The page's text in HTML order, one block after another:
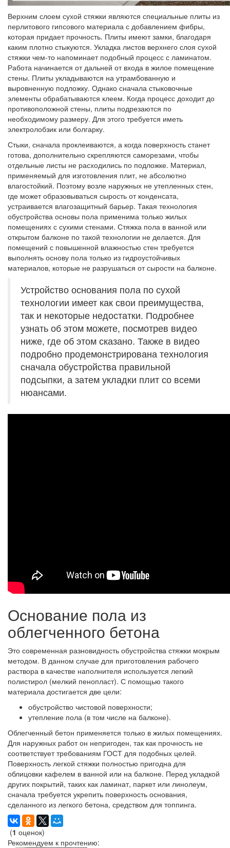
Верхним слоем сухой стяжки являются специальные плиты из
перлитового гипсового материала с добавлением фибры,
которая придает прочность. Плиты имеют замки, благодаря
каким плотно стыкуются. Укладка листов верхнего слоя сухой
стяжки чем-то напоминает подобный процесс с ламинатом.
Работа начинается от дальней от входа в жилое помещение
стены. Плиты укладываются на утрамбованную и
выровненную подложку. Однако сначала стыковочные
элементы обрабатываются клеем. Когда процесс доходит до
противоположной стены, плиты подрезаются по
необходимому размеру. Для этого требуется иметь
электролобзик или болгарку.
Стыки, сначала проклеиваются, а когда поверхность станет
готова, дополнительно скрепляются саморезами, чтобы
отдельные листы не расходились по подложке. Материал,
применяемый для изготовления плит, не абсолютно
влагостойкий. Поэтому возле наружных не утепленных стен,
где может образовываться сырость от конденсата,
устраивается влагозащитный барьер. Такая технология
обустройства основы пола применима только жилых
помещениях с сухими стенами. Стяжка пола в ванной или
открытом балконе по такой технологии не делается. Для
помещений с повышенной влажностью стен требуется
выполнять основу пола только из гидроустойчивых
материалов, которые не разрушаться от сырости на балконе.
Устройство основания пола по сухой
технологии имеет как свои преимущества,
так и некоторые недостатки. Подробнее
узнать об этом можете, посмотрев видео
ниже, где об этом сказано. Также в видео
подробно продемонстрирована технология
сначала обустройства правильной
подсыпки, а затем укладки плит со всеми
нюансами.
Основание пола из
облегченного бетона
Это современная разновидность обустройства стяжки мокрым
методом. В данном случае для приготовления рабочего
раствора в качестве наполнителя используется легкий
полистирол (мелкий пенопласт). С помощью такого
материала достигается две цели:
обустройство чистовой поверхности;
утепление пола (в том числе на балконе).
Облегченный бетон применяется только в жилых помещениях.
Для наружных работ он непригоден, так как прочность не
соответствует требованиям ГОСТ для подобных целей.
Поверхность легкой стяжки полностью пригодна для
облицовки кафелем в ванной или на балконе. Перед укладкой
других покрытий, таких как ламинат, паркет или линолеум,
сначала требуется укрепить поверхность основания,
сделанного из легкого бетона, средством для топпинга.
(1 оценок)
Рекомендуем к прочтению: